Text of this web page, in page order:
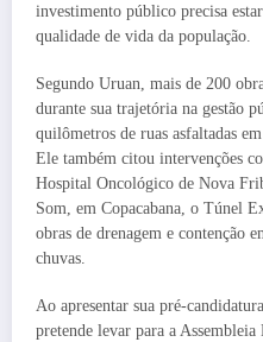
investimento público precisa
qualidade de vida da população.
Segundo Uruan, mais de 200
durante sua trajetória na gestão
quilômetros de ruas asfaltadas
Ele também citou intervenções
Hospital Oncológico de Nova
Som, em Copacabana, o Túnel
obras de drenagem e contenção
chuvas.
Ao apresentar sua pré-
pretende levar para a